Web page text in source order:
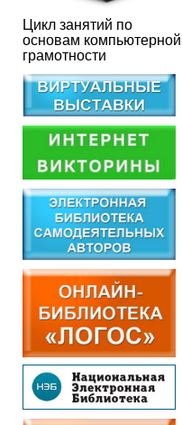
Цикл занятий по
основам компьютерной
грамотности